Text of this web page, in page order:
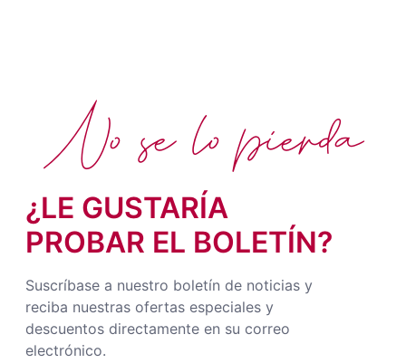
¿LE GUSTARÍA
PROBAR EL BOLETÍN?
Suscríbase a nuestro boletín de noticias y
reciba nuestras ofertas especiales y
descuentos directamente en su correo
electrónico.
No se lo pierda